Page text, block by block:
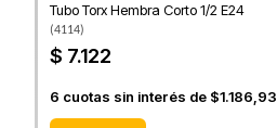
Tubo Torx Hembra Corto 1/2 E24
(4114)
$ 7.122
6 cuotas sin interés de $1.186,93